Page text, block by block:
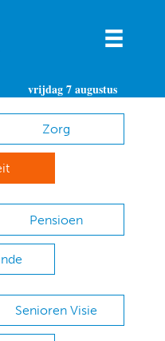
vrijdag 7 augustus
Zorg
Pensioen
Senioren Visie